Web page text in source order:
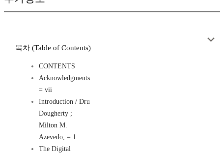
목차 (Table of Contents)
CONTENTS
Acknowledgments
= vii
Introduction / Dru
Dougherty ;
Milton M.
Azevedo, = 1
The Digital